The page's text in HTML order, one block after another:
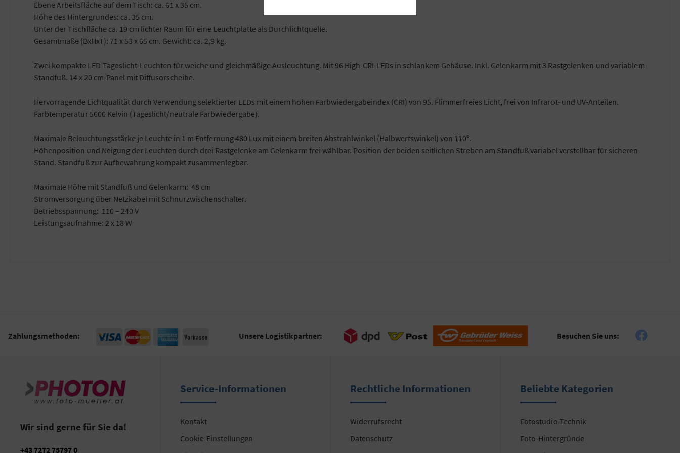
Ebene Arbeitsfläche auf dem Tisch: ca. 61 x 35 cm.
Höhe des Hintergrundes: ca. 35 cm.
Unter der Tischfläche ca. 19 cm lichter Raum für eine Leuchtplatte als Durchlichtquelle.
Gesamtmaße (BxHxT): 71 x 53 x 65 cm. Gewicht: ca. 2,9 kg.
Zwei kompakte LED-Tageslicht-Leuchten für weiche und gleichmäßige Ausleuchtung. Mit 96 High-CRI-LEDs in schlankem Gehäuse. Inkl. Gelenkarm mit 3 Rastgelenken und variablem
Standfuß. 14 x 20 cm-Panel mit Diffusorscheibe.
Hervorragende Lichtqualität durch Verwendung selektierter LEDs mit einem hohen Farbwiedergabeindex (CRI) von 95. Flimmerfreies Licht, frei von Infrarot- und UV-Anteilen.
Farbtemperatur 5600 Kelvin (Tageslicht/neutrale Farbwiedergabe).
Maximale Beleuchtungsstärke je Leuchte in 1 m Entfernung 480 Lux mit einem breiten Abstrahlwinkel (Halbwertswinkel) von 110°.
Höhenposition und Neigung der Leuchten durch drei Rastgelenke am Gelenkarm frei wählbar. Position der beiden seitlichen Streben am Standfuß variabel verstellbar für sicheren
Stand. Standfuß zur Aufbewahrung kompakt zusammenlegbar.
Maximale Höhe mit Standfuß und Gelenkarm: 48 cm
Stromversorgung über Netzkabel mit Schnurzwischenschalter.
Betriebsspannung: 110 – 240 V
Leistungsaufnahme: 2 x 18 W
Zahlungsmethoden: Unsere Logistikpartner: Besuchen Sie uns:
Wir sind gerne für Sie da!
+43 7272 75797 0
Service-Informationen
Kontakt
Cookie-Einstellungen
Rechtliche Informationen
Widerrufsrecht
Datenschutz
Beliebte Kategorien
Fotostudio-Technik
Foto-Hintergründe